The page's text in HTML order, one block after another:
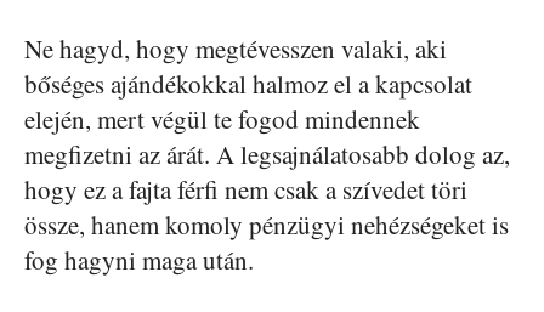
Ne hagyd, hogy megtévesszen valaki, aki
bőséges ajándékokkal halmoz el a kapcsolat
elején, mert végül te fogod mindennek
megfizetni az árát. A legsajnálatosabb dolog az,
hogy ez a fajta férfi nem csak a szívedet töri
össze, hanem komoly pénzügyi nehézségeket is
fog hagyni maga után.